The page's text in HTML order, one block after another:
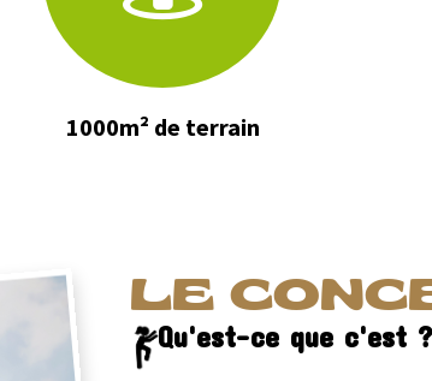
1000m² de terrain
LE
Qu'est-ce que c'est ?